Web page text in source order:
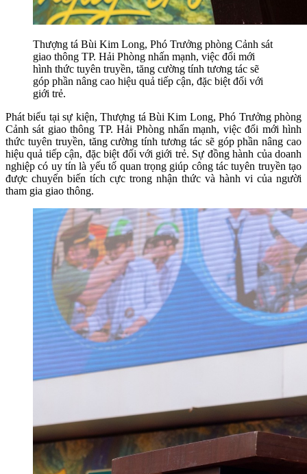
Thượng tá Bùi Kim Long, Phó Trưởng phòng Cảnh sát
giao thông TP. Hải Phòng nhấn mạnh, việc đổi mới
hình thức tuyên truyền, tăng cường tính tương tác sẽ
góp phần nâng cao hiệu quả tiếp cận, đặc biệt đối với
giới trẻ.
Phát biểu tại sự kiện, Thượng tá Bùi Kim Long, Phó Trưởng phòng
Cảnh sát giao thông TP. Hải Phòng nhấn mạnh, việc đổi mới hình
thức tuyên truyền, tăng cường tính tương tác sẽ góp phần nâng cao
hiệu quả tiếp cận, đặc biệt đối với giới trẻ. Sự đồng hành của doanh
nghiệp có uy tín là yếu tố quan trọng giúp công tác tuyên truyền tạo
được chuyển biến tích cực trong nhận thức và hành vi của người
tham gia giao thông.